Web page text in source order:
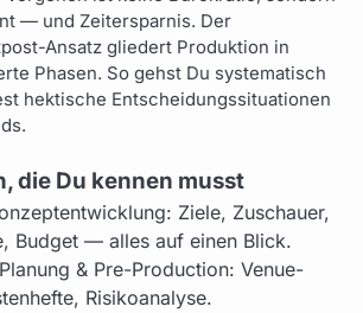
— und Zeitersparnis. Der
Ansatz gliedert Produktion in
Phasen. So gehst Du systematisch
hektische Entscheidungssituationen
die Du kennen musst
Ziele, Zuschauer,
Budget — alles auf einen Blick.
& Pre-Production: Venue-
Risikoanalyse.